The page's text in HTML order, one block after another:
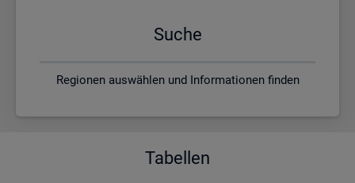
Suche
Regionen auswählen und Informationen finden
Tabellen